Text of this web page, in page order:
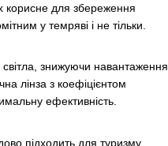
корисне для збереження
у темряві і не тільки.
світла, знижуючи навантаження
лінза з коефіцієнтом
ефективність.
підходить для туризму,